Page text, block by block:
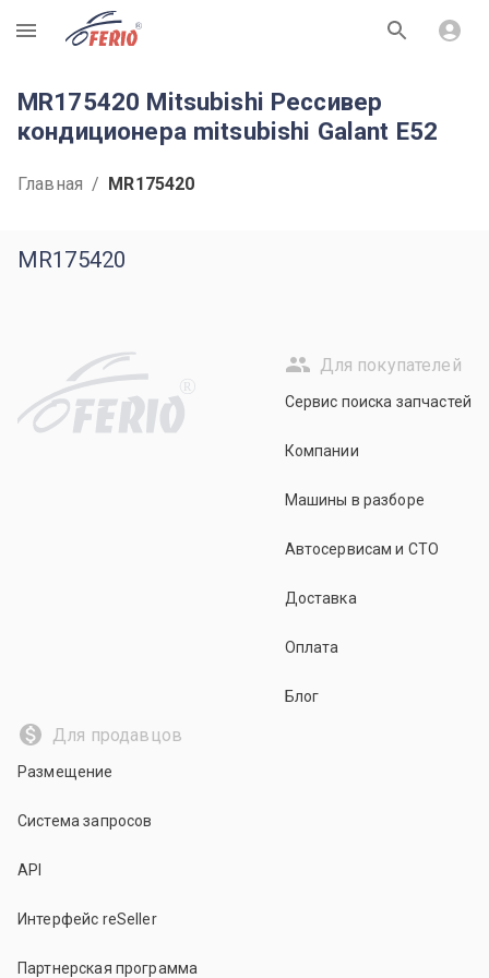
R
MR175420 Mitsubishi Рессивер
кондиционера mitsubishi Galant E52
Главная / MR175420
MR175420
R
Для покупателей
Сервис поиска запчастей
Компании
Машины в разборе
Автосервисам и СТО
Доставка
Оплата
Блог
Для продавцов
Размещение
Система запросов
API
Интерфейс reSeller
Партнерская программа